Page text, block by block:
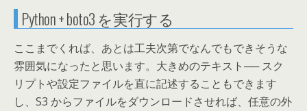
Python + boto3 を実行する
ここまでくれば、あとは工夫次第でなんでもできそうな
雰囲気になったと思います。大きめのテキスト── スク
リプトや設定ファイルを直に記述することもできます
し、S3 からファイルをダウンロードさせれば、任意の外